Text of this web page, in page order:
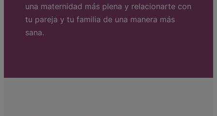
una maternidad más plena y relacionarte con
tu pareja y tu familia de una manera más
sana.